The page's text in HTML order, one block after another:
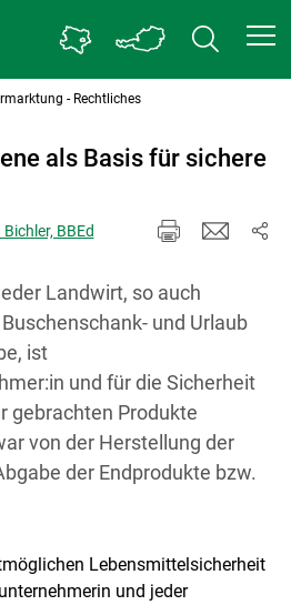
- Rechtliches
als Basis für sichere
BBEd
Landwirt, so auch
und Urlaub
ist
und für die Sicherheit
gebrachten Produkte
von der Herstellung der
der Endprodukte bzw.
Lebensmittelsicherheit
und jeder